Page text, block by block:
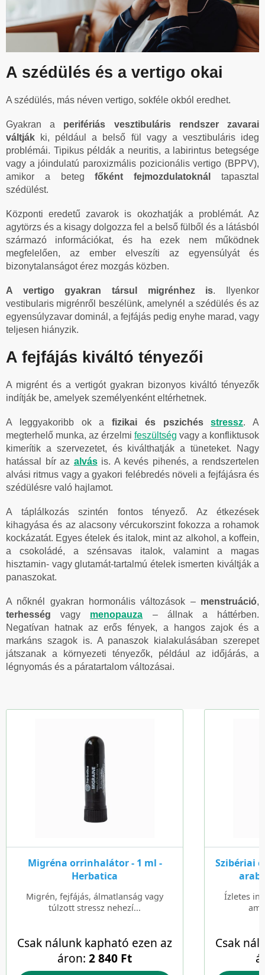
A szédülés és a vertigo okai
A szédülés, más néven vertigo, sokféle okból eredhet.
Gyakran a perifériás vesztibuláris rendszer zavarai
váltják ki, például a belső fül vagy a vesztibuláris ideg
problémái. Tipikus példák a neuritis, a labirintus betegsége
vagy a jóindulatú paroxizmális pozicionális vertigo (BPPV),
amikor a betegfőként fejmozdulatoknál
tapasztal
szédülést.
Központi eredetű zavarok is okozhatják a problémát. Az
agytörzs és a kisagy dolgozza fel a belső fülből és a látásból
származó információkat, és ha ezek nem működnek
megfelelően, az ember elveszíti az egyensúlyát és
bizonytalanságot érez mozgás közben.
A vertigo gyakran társul migrénhez is. Ilyenkor
vestibularis migrénről beszélünk, amelynél a szédülés és az
egyensúlyzavar dominál, a fejfájás pedig enyhe marad, vagy
teljesen hiányzik.
A fejfájás kiváltó tényezői
A migrént és a vertigót gyakran bizonyos kiváltó tényezők
indítják be, amelyek személyenként eltérhetnek.
A leggyakoribb ok a fizikai és pszichésstressz. A
megterhelő munka, az érzelmi feszültség vagy a konfliktusok
kimerítik a szervezetet, és kiválthatják a tüneteket. Nagy
hatással bír az alvásis. A kevés pihenés, a rendszertelen
alvási ritmus vagy a gyakori felébredés növeli a fejfájásra és
szédülésre való hajlamot.
A táplálkozás szintén fontos tényező. Az étkezések
kihagyása és az alacsony vércukorszint fokozza a rohamok
kockázatát. Egyes ételek és italok, mint az alkohol, a koffein,
a csokoládé, a szénsavas italok, valamint a magas
hisztamin- vagy glutamát-tartalmú ételek ismerten kiváltják a
panaszokat.
A nőknél gyakran hormonális változások – menstruáció,
terhesség vagy menopauza – állnak a háttérben.
Negatívan hatnak az erős fények, a hangos zajok és a
markáns szagok is. A panaszok kialakulásában szerepet
játszanak a környezeti tényezők, például az időjárás, a
légnyomás és a páratartalom változásai.